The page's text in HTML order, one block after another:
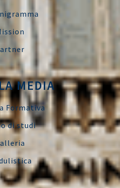
MEDIA
Formativa
di studi